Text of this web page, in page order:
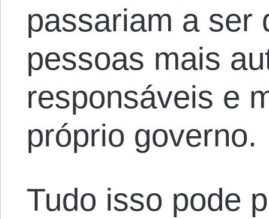
passariam a ser
pessoas mais
responsáveis e
próprio governo.
Tudo isso pode